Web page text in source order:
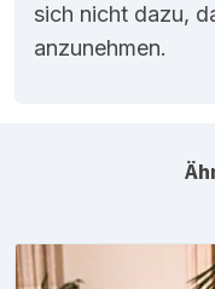
sich nicht dazu,
anzunehmen.